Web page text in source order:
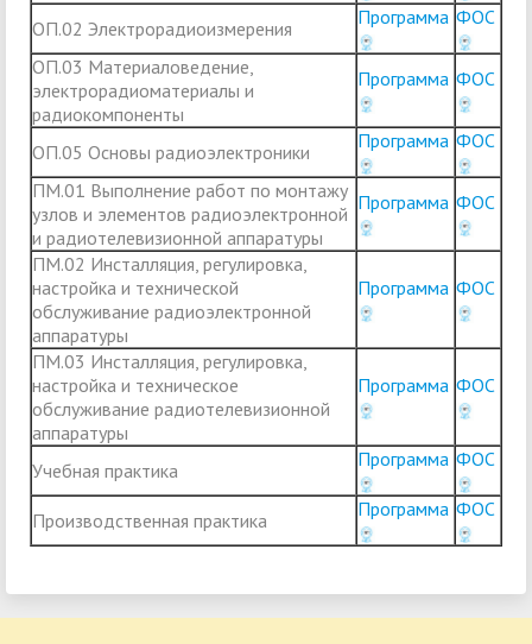
ОП.02 Электрорадиоизмерения Программа ФОС
ОП.03 Материаловедение,
электрорадиоматериалы и
радиокомпоненты
Программа ФОС
ОП.05 Основы радиоэлектроники Программа ФОС
ПМ.01 Выполнение работ по монтажу
узлов и элементов радиоэлектронной
и радиотелевизионной аппаратуры
Программа ФОС
ПМ.02 Инсталляция, регулировка,
настройка и технической
обслуживание радиоэлектронной
аппаратуры
Программа ФОС
ПМ.03 Инсталляция, регулировка,
настройка и техническое
обслуживание радиотелевизионной
аппаратуры
Программа ФОС
Учебная практика Программа ФОС
Производственная практика Программа ФОС